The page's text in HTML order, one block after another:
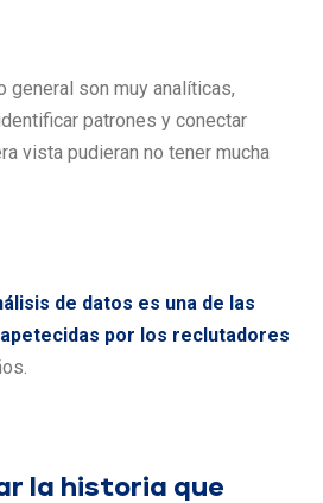
general son muy analíticas,
patrones y conectar
vista pudieran no tener mucha
de datos es una de las
por los reclutadores
la historia que